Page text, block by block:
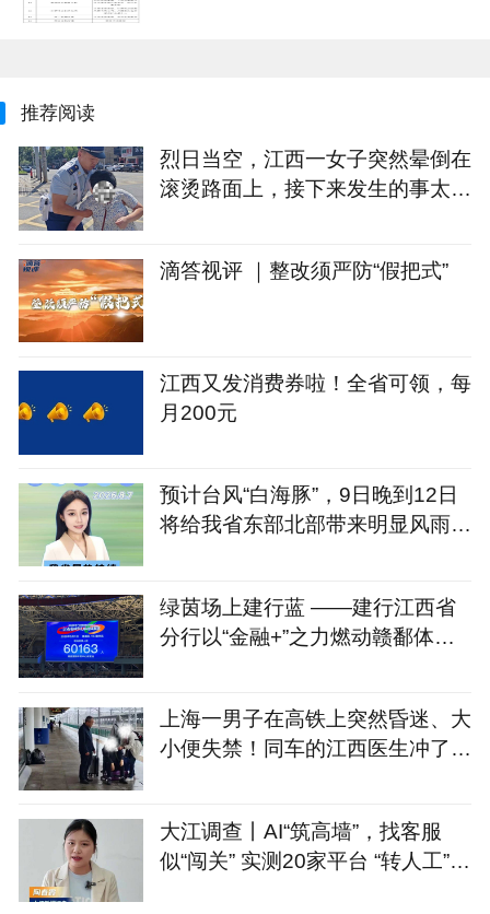
推荐阅读
烈日当空，江西一女子突然晕倒在
滚烫路面上，接下来发生的事太暖
滴答视评 ｜整改须严防“假把式”
江西又发消费券啦！全省可领，每
月200元
预计台风“白海豚”，9日晚到12日
将给我省东部北部带来明显风雨影
绿茵场上建行蓝 ——建行江西省
分行以“金融+”之力燃动赣鄱体育
上海一男子在高铁上突然昏迷、大
小便失禁！同车的江西医生冲了上
大江调查丨AI“筑高墙”，找客服
似“闯关” 实测20家平台 “转人工”最